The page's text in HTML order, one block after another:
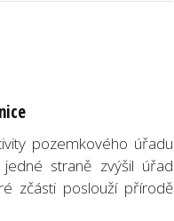
pozemkového úřadu
straně zvýšil úřad
zčásti poslouží přírodě